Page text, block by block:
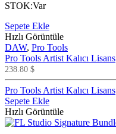
STOK:Var
Sepete Ekle
Hızlı Görüntüle
DAW, Pro Tools
Pro Tools Artist Kalıcı Lisans
238.80 $
Pro Tools Artist Kalıcı Lisans
Sepete Ekle
Hızlı Görüntüle